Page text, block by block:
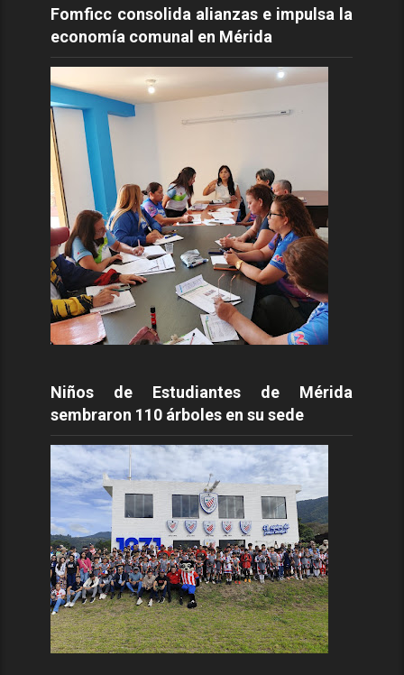
Fomficc consolida alianzas e impulsa la
economía comunal en Mérida
Niños de Estudiantes de Mérida
sembraron 110 árboles en su sede